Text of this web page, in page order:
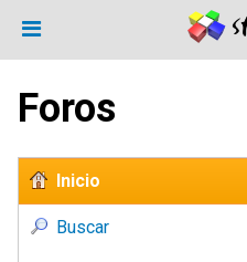
Foros
Inicio
Buscar